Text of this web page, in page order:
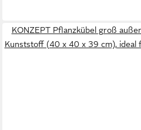
KONZEPT Pflanzkübel groß
Kunststoff (40 x 40 x 39 cm), ideal